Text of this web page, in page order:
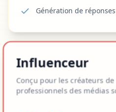
Génération de
Influenceur
Conçu pour les créateurs
professionnels des médias